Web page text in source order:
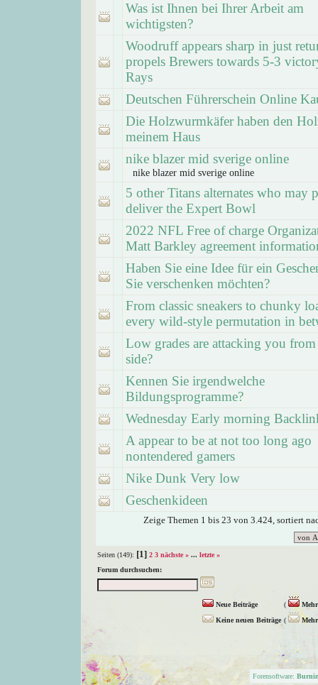
Was ist Ihnen bei Ihrer Arbeit am
wichtigsten?
Woodruff appears sharp in just
propels Brewers towards 5-3
Rays
Deutschen Führerschein Online
Die Holzwurmkäfer haben den
meinem Haus
nike blazer mid sverige online
nike blazer mid sverige online
5 other Titans alternates who may
deliver the Expert Bowl
2022 NFL Free of charge
Matt Barkley agreement
Haben Sie eine Idee für ein
Sie verschenken möchten?
From classic sneakers to chunky
every wild-style permutation in
Low grades are attacking you
side?
Kennen Sie irgendwelche
Bildungsprogramme?
Wednesday Early morning
A appear to be at not too long ago
nontendered gamers
Nike Dunk Very low
Geschenkideen
Zeige Themen 1 bis 23 von 3.424, sortiert
Seiten (149): [1] 2 3 nächste » ... letzte »
Forum durchsuchen:
Neue Beiträge (
Keine neuen Beiträge (
Forensoftware: